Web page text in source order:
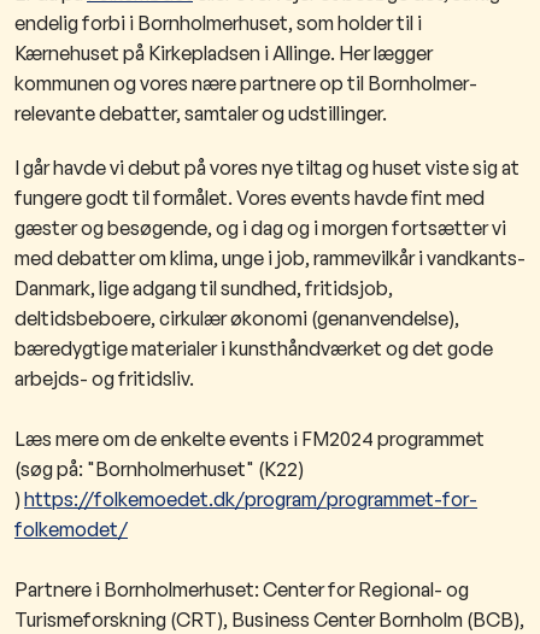
endelig forbi i Bornholmerhuset, som holder til i
Kærnehuset på Kirkepladsen i Allinge. Her lægger
kommunen og vores nære partnere op til Bornholmer-
relevante debatter, samtaler og udstillinger.
I går havde vi debut på vores nye tiltag og huset viste sig at
fungere godt til formålet. Vores events havde fint med
gæster og besøgende, og i dag og i morgen fortsætter vi
med debatter om klima, unge i job, rammevilkår i vandkants-
Danmark, lige adgang til sundhed, fritidsjob,
deltidsbeboere, cirkulær økonomi (genanvendelse),
bæredygtige materialer i kunsthåndværket og det gode
arbejds- og fritidsliv.
Læs mere om de enkelte events i FM2024 programmet
(søg på: "Bornholmerhuset" (K22)​
) https://folkemoedet.dk/program/programmet-for-
folkemodet/
Partnere i Bornholmerhuset: Center for Regional- og
Turismefo​​rskning (CRT), Business Center Bornholm (BCB),